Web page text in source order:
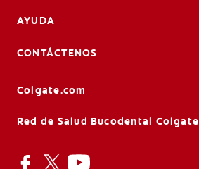
AYUDA
CONTÁCTENOS
Colgate.com
Red de Salud Bucodental Colgate